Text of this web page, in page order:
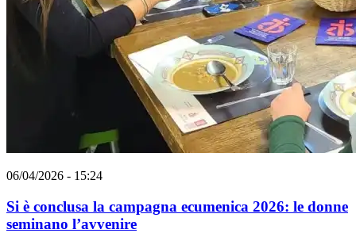
06/04/2026 - 15:24
Si è conclusa la campagna ecumenica 2026: le donne
seminano l’avvenire